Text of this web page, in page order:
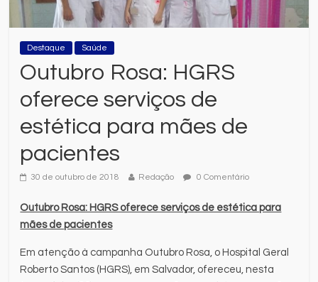
Destaque Saúde
Outubro Rosa: HGRS
oferece serviços de
estética para mães de
pacientes
30 de outubro de 2018 Redação 0 Comentário
Outubro Rosa: HGRS oferece serviços de estética para
mães de pacientes
Em atenção à campanha Outubro Rosa, o Hospital Geral
Roberto Santos (HGRS), em Salvador, ofereceu, nesta